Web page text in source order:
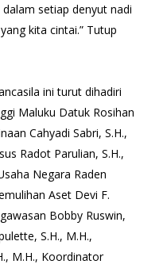
setiap denyut nadi
kita cintai.” Tutup
ini turut dihadiri
Maluku Datuk Rosihan
Cahyadi Sabri, S.H.,
Radot Parulian, S.H.,
Negara Raden
Aset Devi F.
Bobby Ruswin,
S.H., M.H.,
M.H., Koordinator